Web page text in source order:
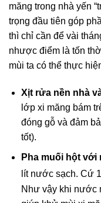
măng trong nhà yến
trọng đầu tiên góp
thì chỉ cần để vài
nhược điểm là tốn
mùi ta có thể thực
Xịt rửa nền nhà
lớp xi măng bám
đóng gỗ và đảm
tốt).
Pha muối hột với
lít nước sạch. Cứ
Như vậy khi nước